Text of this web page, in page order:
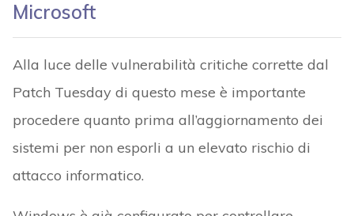
Microsoft
Alla luce delle vulnerabilità critiche corrette dal
Patch Tuesday di questo mese è importante
procedere quanto prima all’aggiornamento dei
sistemi per non esporli a un elevato rischio di
attacco informatico.